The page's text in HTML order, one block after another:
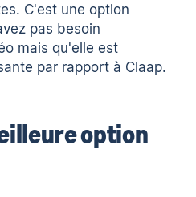
C'est une option
pas besoin
mais qu'elle est
par rapport à Claap.
option